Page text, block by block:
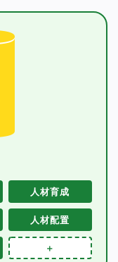
人材育成
人材配置
＋